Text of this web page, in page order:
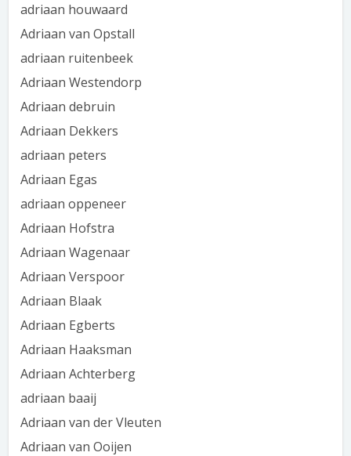
adriaan houwaard
Adriaan van Opstall
adriaan ruitenbeek
Adriaan Westendorp
Adriaan debruin
Adriaan Dekkers
adriaan peters
Adriaan Egas
adriaan oppeneer
Adriaan Hofstra
Adriaan Wagenaar
Adriaan Verspoor
Adriaan Blaak
Adriaan Egberts
Adriaan Haaksman
Adriaan Achterberg
adriaan baaij
Adriaan van der Vleuten
Adriaan van Ooijen